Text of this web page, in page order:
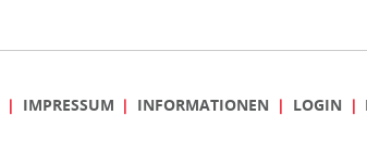
IMPRESSUM INFORMATIONEN LOGIN